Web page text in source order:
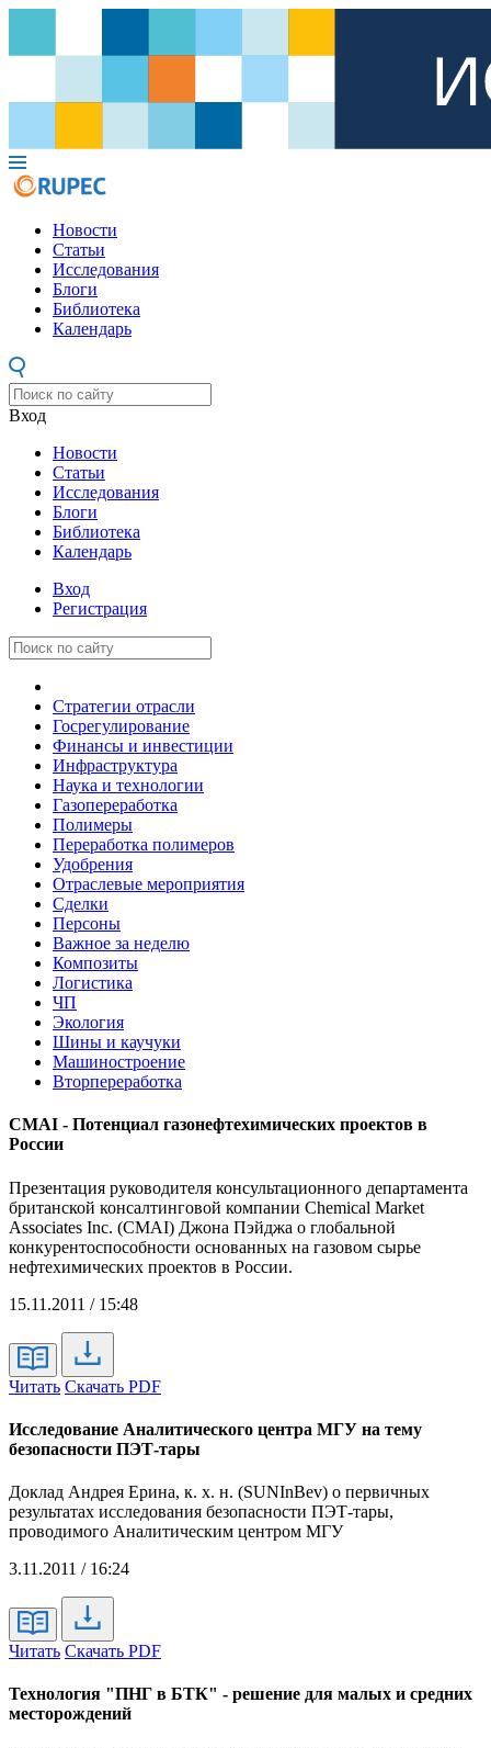
Новости
Статьи
Исследования
Блоги
Библиотека
Календарь
Вход
Новости
Статьи
Исследования
Блоги
Библиотека
Календарь
Вход
Регистрация
Стратегии отрасли
Госрегулирование
Финансы и инвестиции
Инфраструктура
Наука и технологии
Газопереработка
Полимеры
Переработка полимеров
Удобрения
Отраслевые мероприятия
Сделки
Персоны
Важное за неделю
Композиты
Логистика
ЧП
Экология
Шины и каучуки
Машиностроение
Вторпереработка
CMAI - Потенциал газонефтехимических проектов в
России
Презентация руководителя консультационного департамента
британской консалтинговой компании Chemical Market
Associates Inc. (CMAI) Джона Пэйджа о глобальной
конкурентоспособности основанных на газовом сырье
нефтехимических проектов в России.
15.11.2011 / 15:48
Читать Скачать PDF
Исследование Аналитического центра МГУ на тему
безопасности ПЭТ-тары
Доклад Андрея Ерина, к. х. н. (SUNInBev) о первичных
результатах исследования безопасности ПЭТ-тары,
проводимого Аналитическим центром МГУ
3.11.2011 / 16:24
Читать Скачать PDF
Технология "ПНГ в БТК" - решение для малых и средних
месторождений